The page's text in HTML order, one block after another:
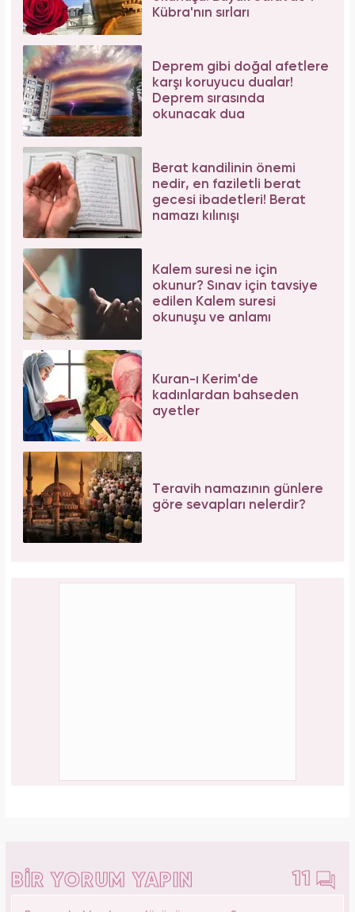
Kübra'nın sırları
Deprem gibi doğal afetlere
karşı koruyucu dualar!
Deprem sırasında
okunacak dua
Berat kandilinin önemi
nedir, en faziletli berat
gecesi ibadetleri! Berat
namazı kılınışı
Kalem suresi ne için
okunur? Sınav için tavsiye
edilen Kalem suresi
okunuşu ve anlamı
Kuran-ı Kerim'de
kadınlardan bahseden
ayetler
Teravih namazının günlere
göre sevapları nelerdir?
BİR YORUM YAPIN 11